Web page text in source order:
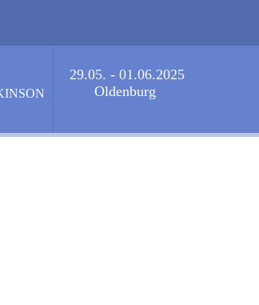
29.05. - 01.06.2025
Oldenburg